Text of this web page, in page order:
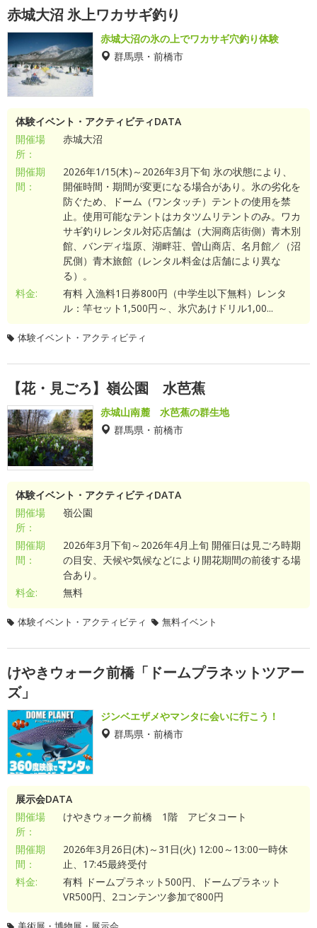
赤城大沼 氷上ワカサギ釣り
赤城大沼の氷の上でワカサギ穴釣り体験
群馬県・前橋市
体験イベント・アクティビティDATA
開催場
所：
赤城大沼
開催期
間：
2026年1/15(木)～2026年3月下旬 氷の状態により、
開催時間・期間が変更になる場合があり。氷の劣化を
防ぐため、ドーム（ワンタッチ）テントの使用を禁
止。使用可能なテントはカタツムリテントのみ。ワカ
サギ釣りレンタル対応店舗は（大洞商店街側）青木別
館、バンディ塩原、湖畔荘、曽山商店、名月館／（沼
尻側）青木旅館（レンタル料金は店舗により異な
る）。
料金:
有料 入漁料1日券800円（中学生以下無料）レンタ
ル：竿セット1,500円～、氷穴あけドリル1,00...
体験イベント・アクティビティ
【花・見ごろ】嶺公園 水芭蕉
赤城山南麓 水芭蕉の群生地
群馬県・前橋市
体験イベント・アクティビティDATA
開催場
所：
嶺公園
開催期
間：
2026年3月下旬～2026年4月上旬 開催日は見ごろ時期
の目安、天候や気候などにより開花期間の前後する場
合あり。
料金:
無料
体験イベント・アクティビティ 無料イベント
けやきウォーク前橋「ドームプラネットツアー
ズ」
ジンベエザメやマンタに会いに行こう！
群馬県・前橋市
展示会DATA
開催場
所：
けやきウォーク前橋 1階 アピタコート
開催期
間：
2026年3月26日(木)～31日(火) 12:00～13:00一時休
止、17:45最終受付
料金:
有料 ドームプラネット500円、ドームプラネット
VR500円、2コンテンツ参加で800円